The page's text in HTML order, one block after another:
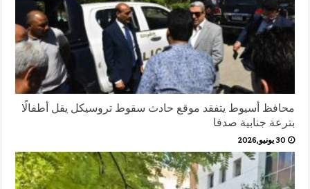
محافظ أسيوط يتفقد موقع حادث سقوط تروسيكل يقل أطفالًا
بترعة جنابية صدفا
30 يونيو,2026